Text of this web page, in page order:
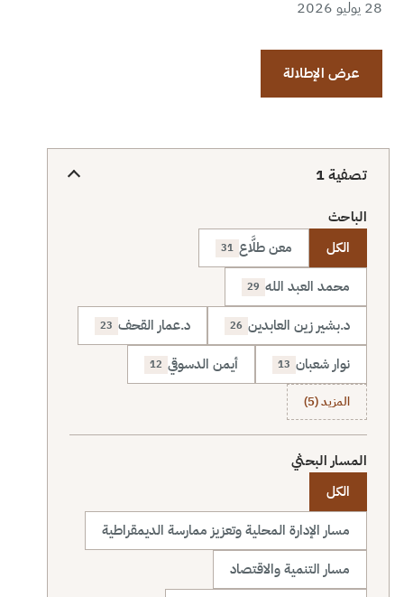
28 يوليو 2026
عرض الإطلالة
تصفية1
الباحث
الكل
معن طلَّاع 31
محمد العبد الله 29
د.بشير زين العابدين 26 د.عمار القحف 23
نوار شعبان 13 أيمن الدسوقي 12
المزيد (5)
المسار البحثي
الكل
مسار الإدارة المحلية وتعزيز ممارسة الديمقراطية
مسار التنمية والاقتصاد